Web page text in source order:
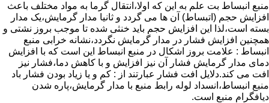
منبع انبساط بت علم به این که اولا،انتقال گرما به مواد مختلف باعث
افزایش حجم (اتبساط) آن ها می گردد و ثانیا مدار گرمایش،یک مدار
بسته است،لذا این افزایش حجم باید خنثی شده تا موجب بروز نشتی و
همچنین افزایش فشار در مدار گرمایش نگردد،نشانه خرابی منبع
انبساط : علامت بروز اشکال در منبع انبساط این است که با افزایش
دمای مدار گرمایش فشار آن نیز افزایش و با کاهش دما،فشار نیز
افت می کند.دلایل افت فشار عبارتند از : کم و یا زیاد بودن فشار باد
منبع انبساط،انسداد لوله رابط منبع با مدار گرمایش،پاره شدن
دیافگرام منبع است.